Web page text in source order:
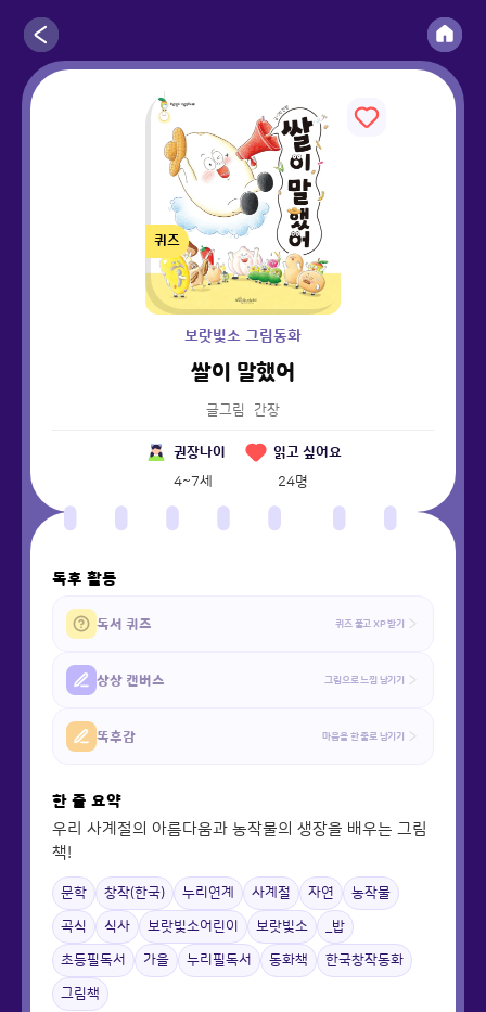
퀴즈
보랏빛소 그림동화
쌀이 말했어
글그림 간장
권장나이
4~7세
읽고 싶어요
24명
독후 활동
독서 퀴즈 퀴즈 풀고 XP 받기
상상 캔버스 그림으로 느낌 남기기
똑후감 마음을 한 줄로 남기기
한 줄 요약
우리 사계절의 아름다움과 농작물의 생장을 배우는 그림
책!
문학 창작(한국) 누리연계 사계절 자연 농작물
곡식 식사 보랏빛소어린이 보랏빛소 _밥
초등필독서 가을 누리필독서 동화책 한국창작동화
그림책